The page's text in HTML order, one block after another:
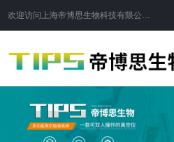
欢迎访问 上海帝博思生物科技有限公司